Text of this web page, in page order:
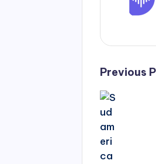
Post
Previous